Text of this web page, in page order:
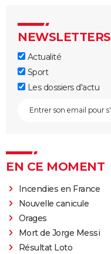
NEWSLETTERS
Actualité
Sport
Les dossiers d'actu
EN CE MOMENT
Incendies en France
Nouvelle canicule
Orages
Mort de Jorge Messi
Résultat Loto